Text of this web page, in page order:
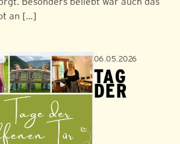
an […]
06.05.2026
TAG
DER